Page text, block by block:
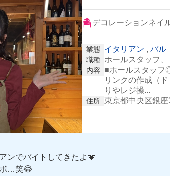
デコレーションネイ
業態 イタリアン , バル
職種 ホールスタッフ
内容
■ホールスタッ
リンクの作成（
りやレジ操...
住所 東京都中央区銀
ンでバイトしてきたよ💗
ボ…笑😂